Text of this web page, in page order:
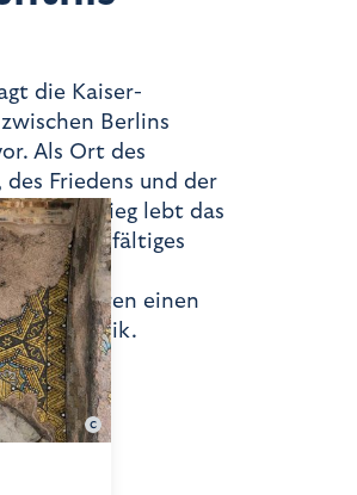
die Kaiser-
Berlins
Als Ort des
Friedens und der
den Krieg lebt das
ein vielfältiges
der
im Inneren einen
der Musik.